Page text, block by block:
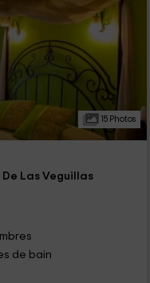
15 Photos
De Las Veguillas
de bain